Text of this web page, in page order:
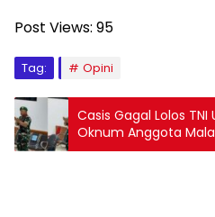
Post Views: 95
Tag: Opini
Casis Gagal Lolos
Oknum Anggota
Konsekuensi: Pecat